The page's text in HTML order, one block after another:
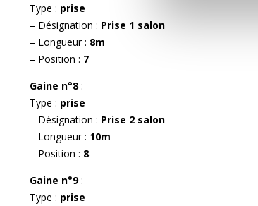
Type : prise
– Désignation : Prise 1 salon
– Longueur : 8m
– Position : 7
Gaine n°8 :
Type : prise
– Désignation : Prise 2 salon
– Longueur : 10m
– Position : 8
Gaine n°9:
Type : prise